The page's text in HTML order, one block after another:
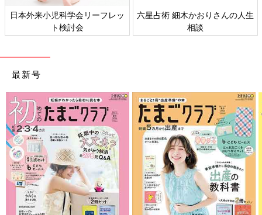
日本外来小児科学会リーフレッ
ト検討会
六星占術 細木かおりさんの人生
相談
最新号